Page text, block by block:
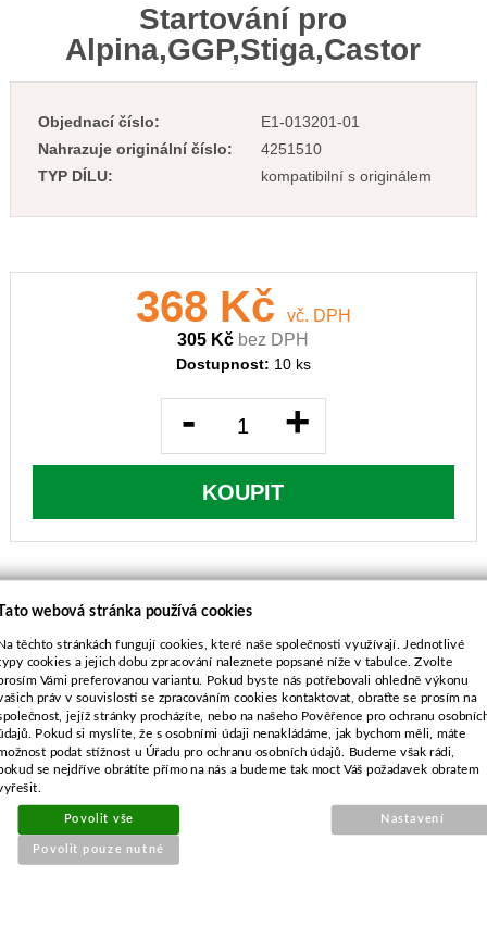
Startování pro
Alpina,GGP,Stiga,Castor
Objednací číslo:
E1-013201-01
Nahrazuje originální číslo:
4251510
TYP DÍLU:
kompatibilní s originálem
368 Kč
vč. DPH
305 Kč bez DPH
Dostupnost: 10 ks
- +
KOUPIT
POPIS ZBOŽÍ
Alpina VIP 40F, VIP 42, VIP 42D, VIP 42F, VIP
52F, VIP 52FP
Castel Garden BC 430, BC 430D, G443, G444
rozteč šroubů - 71mm
webová stránka používá cookies
těchto stránkách fungují cookies, které naše společnosti využívají. Jednotlivé
cookies a jejich dobu zpracování naleznete popsané níže v tabulce. Zvolte
Vámi preferovanou variantu. Pokud byste nás potřebovali ohledně výkonu
práv v souvislosti se zpracováním cookies kontaktovat, obraťte se prosím na
jejíž stránky procházíte, nebo na našeho Pověřence pro ochranu
Pokud si myslíte, že s osobními údaji nenakládáme, jak bychom měli, máte
podat stížnost u Úřadu pro ochranu osobních údajů. Budeme však rádi,
se nejdříve obrátíte přímo na nás a budeme tak moct Váš požadavek obratem
Povolit vše
Povolit pouze nutné
Nastavení